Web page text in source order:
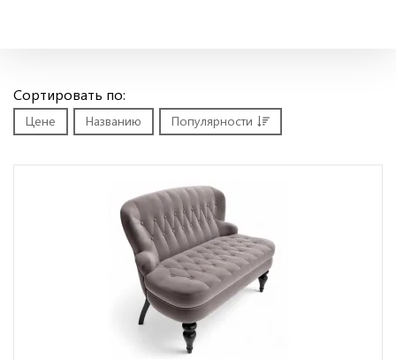
Сортировать по:
Цене Названию Популярности